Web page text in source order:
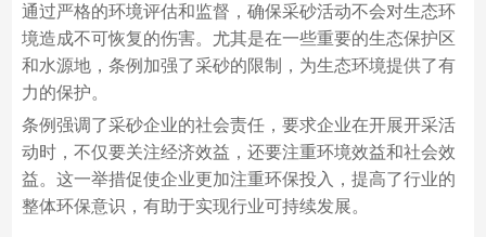
通过严格的环境评估和监督，确保采砂活动不会对生态环
境造成不可恢复的伤害。尤其是在一些重要的生态保护区
和水源地，条例加强了采砂的限制，为生态环境提供了有
力的保护。
条例强调了采砂企业的社会责任，要求企业在开展开采活
动时，不仅要关注经济效益，还要注重环境效益和社会效
益。这一举措促使企业更加注重环保投入，提高了行业的
整体环保意识，有助于实现行业可持续发展。